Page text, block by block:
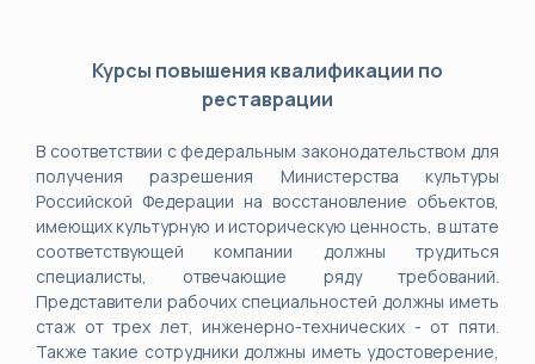
Курсы повышения квалификации по
реставрации
В соответствии с федеральным законодательством для
получения разрешения Министерства культуры
Российской Федерации на восстановление объектов,
имеющих культурную и историческую ценность, в штате
соответствующей компании должны трудиться
специалисты, отвечающие ряду требований.
Представители рабочих специальностей должны иметь
стаж от трех лет, инженерно-технических - от пяти.
Также такие сотрудники должны иметь удостоверение,